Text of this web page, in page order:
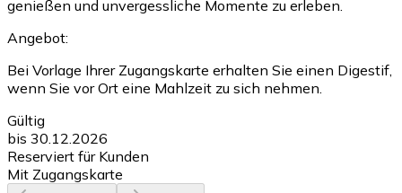
genießen und unvergessliche Momente zu erleben.
Angebot:
Bei Vorlage Ihrer Zugangskarte erhalten Sie einen Digestif,
wenn Sie vor Ort eine Mahlzeit zu sich nehmen.
Gültig
bis 30.12.2026
Reserviert für Kunden
Mit Zugangskarte